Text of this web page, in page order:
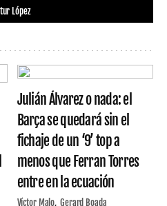
López
Julián Álvarez o nada: el
Barça se quedará sin el
fichaje de un ‘9’ top a
menos que Ferran Torres
entre en la ecuación
Víctor Malo Gerard Boada